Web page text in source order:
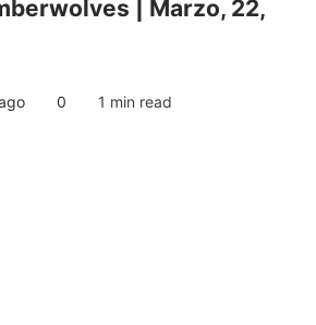
| Marzo, 22,
0 1 min read